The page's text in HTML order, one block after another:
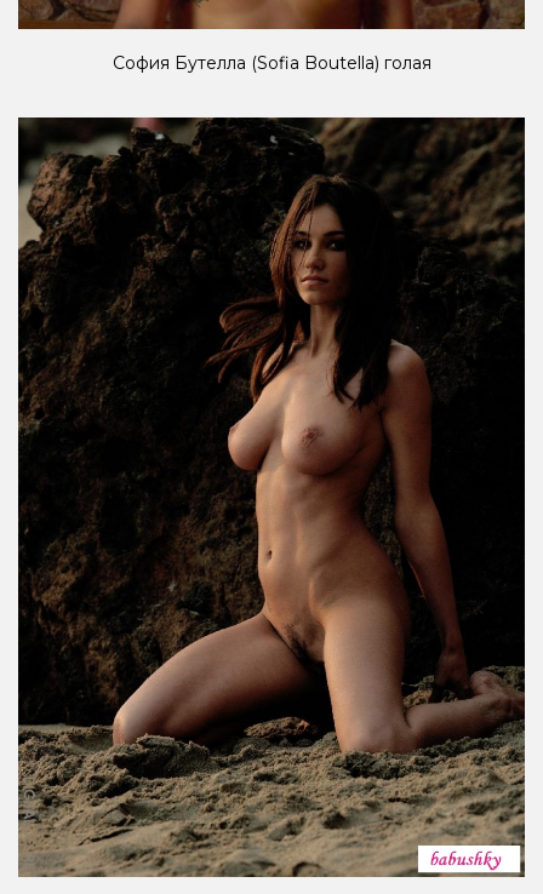
София Бутелла (Sofia Boutella) голая